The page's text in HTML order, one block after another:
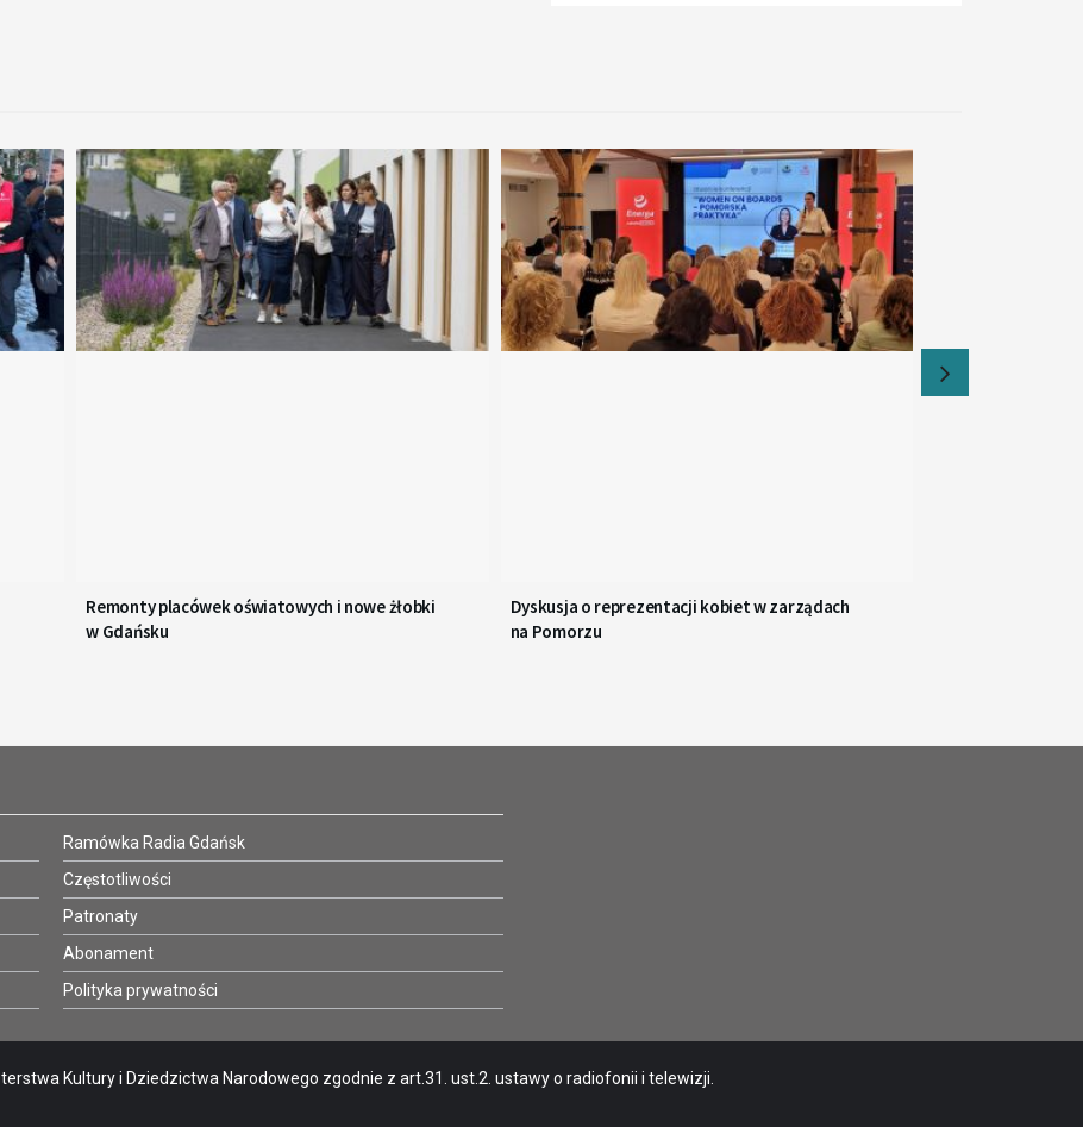
Remonty placówek oświatowych i nowe żłobki
w Gdańsku
Dyskusja o reprezentacji kobiet w zarządach
na Pomorzu
Ramówka Radia Gdańsk
Częstotliwości
Patronaty
Abonament
Polityka prywatności
Kultury i Dziedzictwa Narodowego zgodnie z art.31. ust.2. ustawy o radiofonii i telewizji.